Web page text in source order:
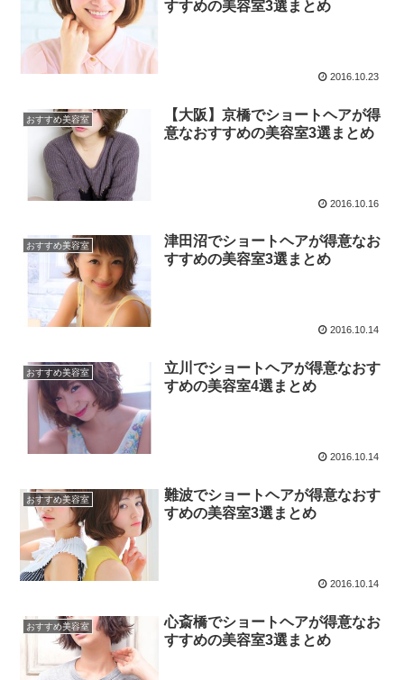
すすめの美容室3選まとめ
2016.10.23
おすすめ美容室
【大阪】京橋でショートヘアが得
意なおすすめの美容室3選まとめ
2016.10.16
おすすめ美容室
津田沼でショートヘアが得意なお
すすめの美容室3選まとめ
2016.10.14
おすすめ美容室
立川でショートヘアが得意なおす
すめの美容室4選まとめ
2016.10.14
おすすめ美容室
難波でショートヘアが得意なおす
すめの美容室3選まとめ
2016.10.14
おすすめ美容室
心斎橋でショートヘアが得意なお
すすめの美容室3選まとめ